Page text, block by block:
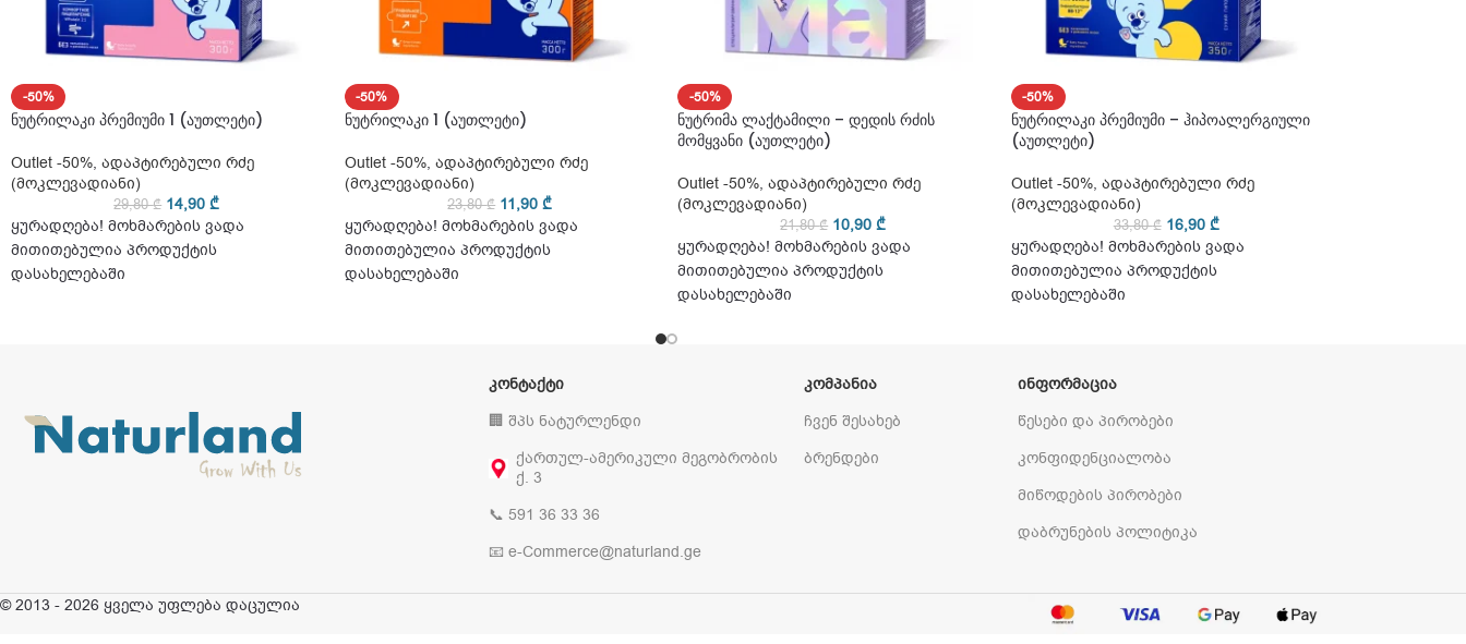
-50%
ნუტრილაკი პრემიუმი 1 (აუთლეტი)
Outlet -50%, ადაპტირებული რძე
(მოკლევადიანი)
29,80₾ 14,90₾
ყურადღება! მოხმარების ვადა
მითითებულია პროდუქტის
დასახელებაში
-50%
ნუტრილაკი 1 (აუთლეტი)
Outlet -50%, ადაპტირებული რძე
(მოკლევადიანი)
23,80₾ 11,90₾
ყურადღება! მოხმარების ვადა
მითითებულია პროდუქტის
დასახელებაში
-50%
ნუტრიმა ლაქტამილი – დედის რძის
მომყვანი (აუთლეტი)
Outlet -50%, ადაპტირებული რძე
(მოკლევადიანი)
21,80₾ 10,90₾
ყურადღება! მოხმარების ვადა
მითითებულია პროდუქტის
დასახელებაში
-50%
ნუტრილაკი პრემიუმი – ჰიპოალერგიული
(აუთლეტი)
Outlet -50%, ადაპტირებული რძე
(მოკლევადიანი)
33,80₾ 16,90 ₾
ყურადღება! მოხმარების ვადა
მითითებულია პროდუქტის
დასახელებაში
ᲙᲝᲜᲢᲐᲥᲢᲘ
🏢 შპს ნატურლენდი
ქართულ-ამერიკული მეგობრობის
ქ. 3
📞 591 36 33 36
📧 e-Commerce@naturland.ge
ᲙᲝᲛᲞᲐᲜᲘᲐ
ჩვენ შესახებ
ბრენდები
ᲘᲜᲤᲝᲠᲛᲐᲪᲘᲐ
წესები და პირობები
კონფიდენციალობა
მიწოდების პირობები
დაბრუნების პოლიტიკა
© 2013 - 2026 ყველა უფლება დაცულია